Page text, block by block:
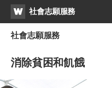
WATV社會志願服務
社會志願服務
消除貧困和飢餓